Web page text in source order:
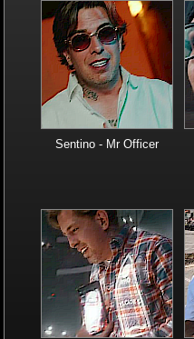
Sentino - Mr Officer